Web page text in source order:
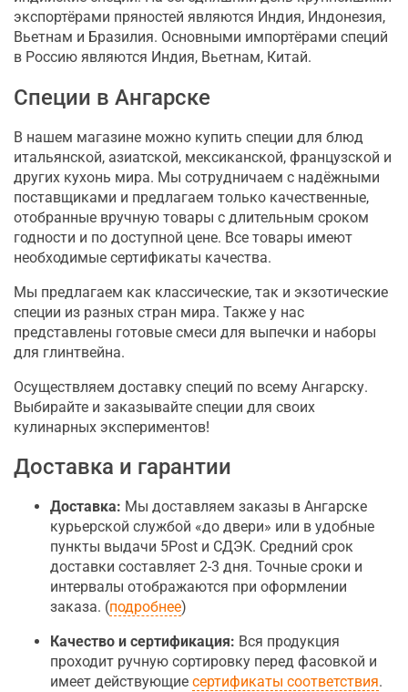
экспортёрами пряностей являются Индия, Индонезия,
Вьетнам и Бразилия. Основными импортёрами специй
в Россию являются Индия, Вьетнам, Китай.
Специи в Ангарске
В нашем магазине можно купить специи для блюд
итальянской, азиатской, мексиканской, французской и
других кухонь мира. Мы сотрудничаем с надёжными
поставщиками и предлагаем только качественные,
отобранные вручную товары с длительным сроком
годности и по доступной цене. Все товары имеют
необходимые сертификаты качества.
Мы предлагаем как классические, так и экзотические
специи из разных стран мира. Также у нас
представлены готовые смеси для выпечки и наборы
для глинтвейна.
Осуществляем доставку специй по всему Ангарску.
Выбирайте и заказывайте специи для своих
кулинарных экспериментов!
Доставка и гарантии
Доставка: Мы доставляем заказы в Ангарске
курьерской службой «до двери» или в удобные
пункты выдачи 5Post и СДЭК. Средний срок
доставки составляет 2-3 дня. Точные сроки и
интервалы отображаются при оформлении
заказа. (подробнее)
Качество и сертификация: Вся продукция
проходит ручную сортировку перед фасовкой и
имеет действующие сертификаты соответствия.